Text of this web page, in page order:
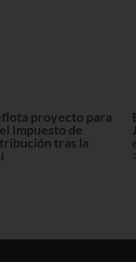
proyecto para
Impuesto de
tras la